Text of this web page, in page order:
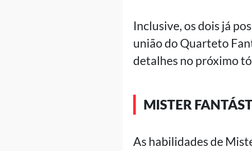
Inclusive, os dois já
união do Quarteto
detalhes no próximo
MISTER
As habilidades de